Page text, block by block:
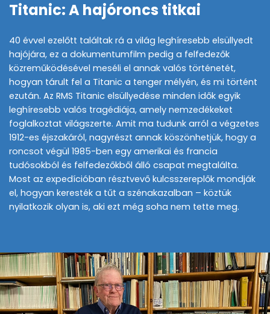
Titanic: A hajóroncs titkai
40 évvel ezelőtt találtak rá a világ leghíresebb elsüllyedt
hajójára, ez a dokumentumfilm pedig a felfedezők
közreműködésével meséli el annak valós történetét,
hogyan tárult fel a Titanic a tenger mélyén, és mi történt
ezután. Az RMS Titanic elsüllyedése minden idők egyik
leghíresebb valós tragédiája, amely nemzedékeket
foglalkoztat világszerte. Amit ma tudunk arról a végzetes
1912-es éjszakáról, nagyrészt annak köszönhetjük, hogy a
roncsot végül 1985-ben egy amerikai és francia
tudósokból és felfedezőkből álló csapat megtalálta.
Most az expedícióban résztvevő kulcsszereplők mondják
el, hogyan keresték a tűt a szénakazalban – köztük
nyilatkozik olyan is, aki ezt még soha nem tette meg.